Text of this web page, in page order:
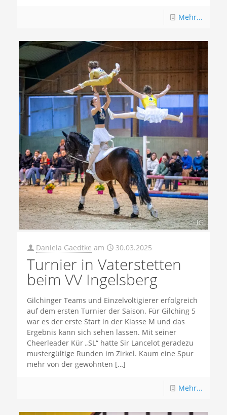
Mehr...
Daniela Gaedtke am 30.03.2025
Turnier in Vaterstetten
beim VV Ingelsberg
Gilchinger Teams und Einzelvoltigierer erfolgreich
auf dem ersten Turnier der Saison. Für Gilching 5
war es der erste Start in der Klasse M und das
Ergebnis kann sich sehen lassen. Mit seiner
Cheerleader Kür „SL“ hatte Sir Lancelot geradezu
mustergültige Runden im Zirkel. Kaum eine Spur
mehr von der gewohnten […]
Mehr...